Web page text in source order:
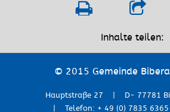
Inhalte teilen:
© 2015 Gemeinde
Hauptstraße 27 | D- 77781
| Telefon: + 49 (0) 7835